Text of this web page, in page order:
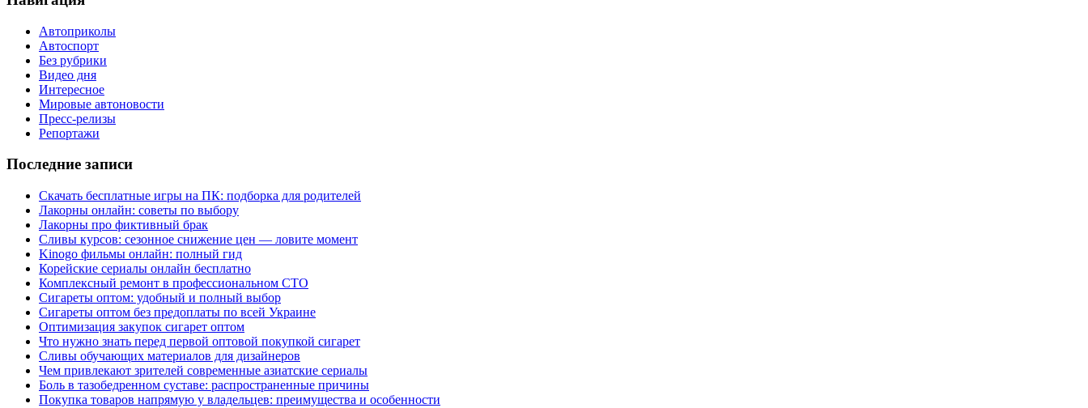
Автоприколы
Автоспорт
Без рубрики
Видео дня
Интересное
Мировые автоновости
Пресс-релизы
Репортажи
Последние записи
Скачать бесплатные игры на ПК: подборка для родителей
Лакорны онлайн: советы по выбору
Лакорны про фиктивный брак
Сливы курсов: сезонное снижение цен — ловите момент
Kinogo фильмы онлайн: полный гид
Корейские сериалы онлайн бесплатно
Комплексный ремонт в профессиональном СТО
Сигареты оптом: удобный и полный выбор
Сигареты оптом без предоплаты по всей Украине
Оптимизация закупок сигарет оптом
Что нужно знать перед первой оптовой покупкой сигарет
Сливы обучающих материалов для дизайнеров
Чем привлекают зрителей современные азиатские сериалы
Боль в тазобедренном суставе: распространенные причины
Покупка товаров напрямую у владельцев: преимущества и особенности